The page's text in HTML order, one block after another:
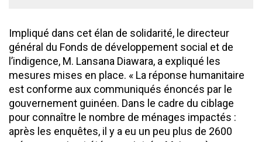
Impliqué dans cet élan de solidarité, le directeur
général du Fonds de développement social et de
l’indigence, M. Lansana Diawara, a expliqué les
mesures mises en place. « La réponse humanitaire
est conforme aux communiqués énoncés par le
gouvernement guinéen. Dans le cadre du ciblage
pour connaître le nombre de ménages impactés :
après les enquêtes, il y a eu un peu plus de 2600